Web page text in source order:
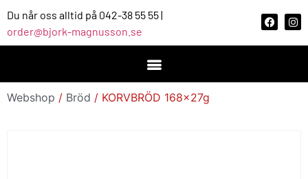
Du når oss alltid på 042-38 55 55 |
order@bjork-magnusson.se
Webshop / Bröd / KORVBRÖD 168x27g